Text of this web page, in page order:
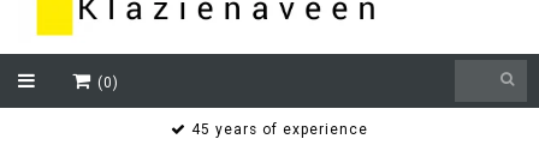
(0)
45 years of experience